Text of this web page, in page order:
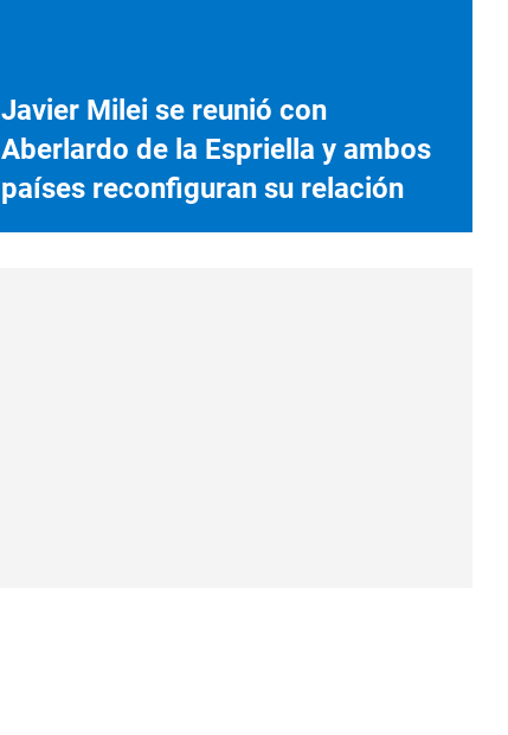
Javier Milei se reunió con
Aberlardo de la Espriella y ambos
países reconfiguran su relación